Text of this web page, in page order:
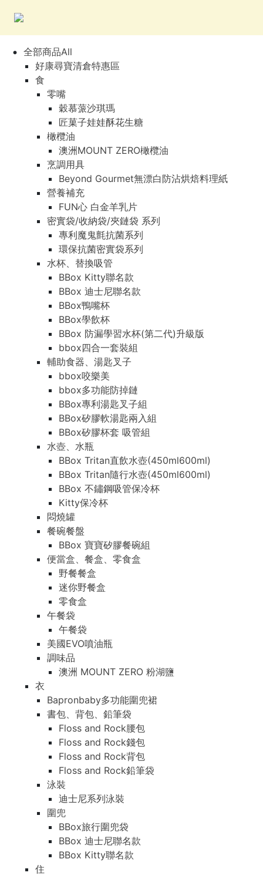
全部商品All
好康尋寶清倉特惠區
食
零嘴
穀慕蒎沙琪瑪
匠菓子娃娃酥花生糖
橄欖油
澳洲MOUNT ZERO橄欖油
烹調用具
Beyond Gourmet無漂白防沾烘焙料理紙
營養補充
FUN心 白金羊乳片
密實袋/收納袋/夾鏈袋 系列
專利魔鬼氈抗菌系列
環保抗菌密實袋系列
水杯、替換吸管
BBox Kitty聯名款
BBox 迪士尼聯名款
BBox鴨嘴杯
BBox學飲杯
BBox 防漏學習水杯(第二代)升級版
bbox四合一套裝組
輔助食器、湯匙叉子
bbox咬樂美
bbox多功能防掉鏈
BBox專利湯匙叉子組
BBox矽膠軟湯匙兩入組
BBox矽膠杯套 吸管組
水壺、水瓶
BBox Tritan直飲水壺(450ml600ml)
BBox Tritan隨行水壺(450ml600ml)
BBox 不鏽鋼吸管保冷杯
Kitty保冷杯
悶燒罐
餐碗餐盤
BBox 寶寶矽膠餐碗組
便當盒、餐盒、零食盒
野餐餐盒
迷你野餐盒
零食盒
午餐袋
午餐袋
美國EVO噴油瓶
調味品
澳洲 MOUNT ZERO 粉湖鹽
衣
Bapronbaby多功能圍兜裙
書包、背包、鉛筆袋
Floss and Rock腰包
Floss and Rock錢包
Floss and Rock背包
Floss and Rock鉛筆袋
泳裝
迪士尼系列泳裝
圍兜
BBox旅行圍兜袋
BBox 迪士尼聯名款
BBox Kitty聯名款
住